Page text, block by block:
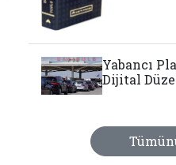
Yabancı
Dijital